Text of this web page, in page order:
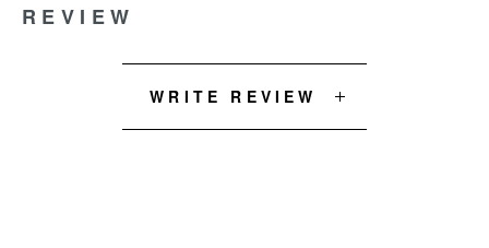
REVIEW
WRITE REVIEW